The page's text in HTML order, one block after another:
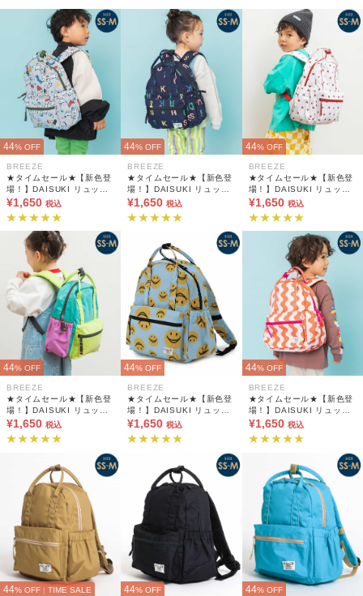
44% OFF
BREEZE
★タイムセール★【新色登
場！】DAISUKI リュック
(SS・S・M)
¥1,650 税込
44% OFF
BREEZE
★タイムセール★【新色登
場！】DAISUKI リュック
(SS・S・M)
¥1,650 税込
44% OFF
BREEZE
★タイムセール★【新色登
場！】DAISUKI リュック
(SS・S・M)
¥1,650 税込
44% OFF
BREEZE
★タイムセール★【新色登
場！】DAISUKI リュック
(SS・S・M)
¥1,650 税込
44% OFF
BREEZE
★タイムセール★【新色登
場！】DAISUKI リュック
(SS・S・M)
¥1,650 税込
44% OFF
BREEZE
★タイムセール★【新色登
場！】DAISUKI リュック
(SS・S・M)
¥1,650 税込
44% OFF | TIME SALE 44% OFF 44% OFF